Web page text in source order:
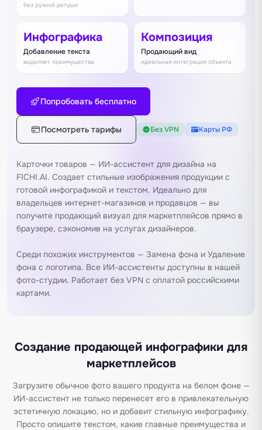
без ручной ретуши
Инфографика
Добавление текста
выделяет преимущества
Композиция
Продающий вид
идеальная интеграция объекта
Попробовать бесплатно
Посмотреть тарифы Без VPN Карты РФ
Карточки товаров — ИИ-ассистент для дизайна на
FICHI.AI. Создает стильные изображения продукции с
готовой инфографикой и текстом. Идеально для
владельцев интернет-магазинов и продавцов — вы
получите продающий визуал для маркетплейсов прямо в
браузере, сэкономив на услугах дизайнеров.
Среди похожих инструментов — Замена фона и Удаление
фона с логотипа. Все ИИ-ассистенты доступны в нашей
фото-студии. Работает без VPN с оплатой российскими
картами.
Создание продающей инфографики для
маркетплейсов
Загрузите обычное фото вашего продукта на белом фоне —
ИИ-ассистент не только перенесет его в привлекательную
эстетичную локацию, но и добавит стильную инфографику.
Просто опишите текстом, какие главные преимущества и